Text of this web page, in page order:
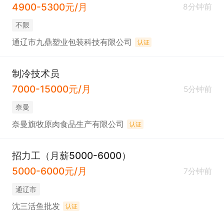
4900-5300元/月
8分钟前
不限
通辽市九鼎塑业包装科技有限公司 认证
制冷技术员
7000-15000元/月
5分钟前
奈曼
奈曼旗牧原肉食品生产有限公司 认证
招力工（月薪5000-6000）
5000-6000元/月
7分钟前
通辽市
沈三活鱼批发 认证